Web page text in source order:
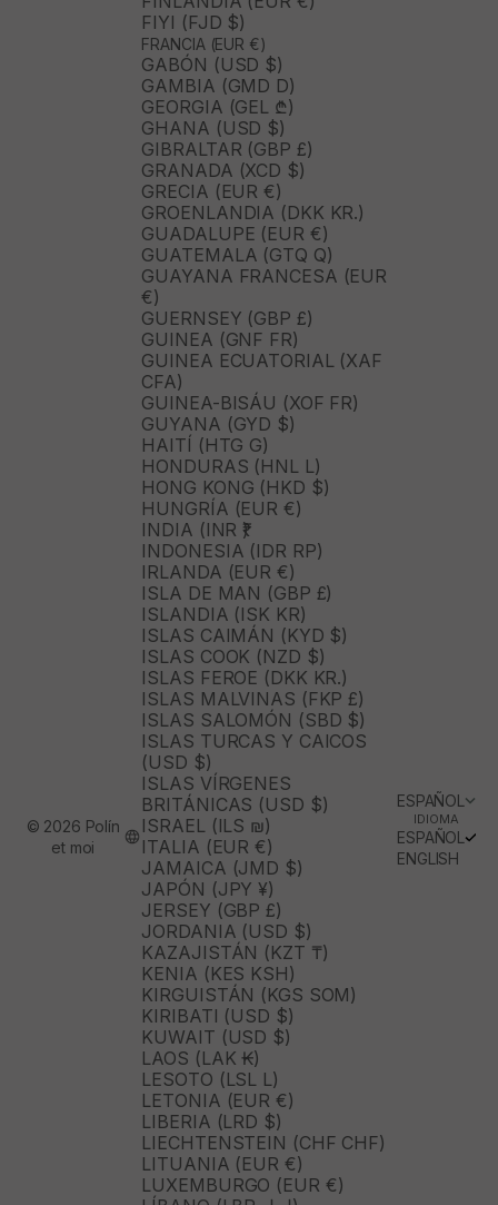
FIYI (FJD $)
FRANCIA (EUR €)
GABÓN (USD $)
GAMBIA (GMD D)
GEORGIA (GEL ₾)
GHANA (USD $)
GIBRALTAR (GBP £)
GRANADA (XCD $)
GRECIA (EUR €)
GROENLANDIA (DKK KR.)
GUADALUPE (EUR €)
GUATEMALA (GTQ Q)
GUAYANA FRANCESA (EUR
€)
GUERNSEY (GBP £)
GUINEA (GNF FR)
GUINEA ECUATORIAL (XAF
CFA)
GUINEA-BISÁU (XOF FR)
GUYANA (GYD $)
HAITÍ (HTG G)
HONDURAS (HNL L)
HONG KONG (HKD $)
HUNGRÍA (EUR €)
INDIA (INR ₹)
INDONESIA (IDR RP)
IRLANDA (EUR €)
ISLA DE MAN (GBP £)
ISLANDIA (ISK KR)
ISLAS CAIMÁN (KYD $)
ISLAS COOK (NZD $)
ISLAS FEROE (DKK KR.)
ISLAS MALVINAS (FKP £)
ISLAS SALOMÓN (SBD $)
ISLAS TURCAS Y CAICOS
(USD $)
ISLAS VÍRGENES
BRITÁNICAS (USD $)
ISRAEL (ILS ₪)
ITALIA (EUR €)
JAMAICA (JMD $)
JAPÓN (JPY ¥)
JERSEY (GBP £)
JORDANIA (USD $)
KAZAJISTÁN (KZT ₸)
KENIA (KES KSH)
KIRGUISTÁN (KGS SOM)
KIRIBATI (USD $)
KUWAIT (USD $)
LAOS (LAK ₭)
LESOTO (LSL L)
LETONIA (EUR €)
LIBERIA (LRD $)
LIECHTENSTEIN (CHF CHF)
LITUANIA (EUR €)
LUXEMBURGO (EUR €)
ESPAÑOL
IDIOMA
ESPAÑOL
ENGLISH
© 2026 Polín
et moi